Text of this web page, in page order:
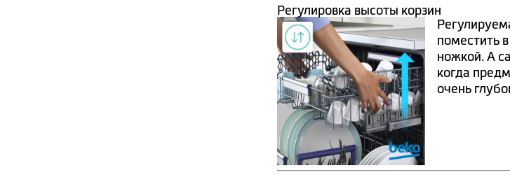
Регулировка высоты корзин
поместить
ножкой. А
когда
очень